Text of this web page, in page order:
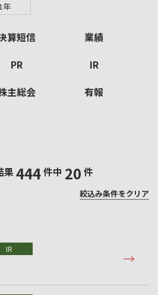
年
算短信
業績
PR
IR
主総会
有報
絞込み条件をクリア
果444件中 20 件
IR